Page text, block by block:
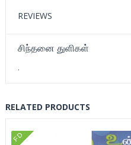
REVIEWS
சிந்தனை துளிகள்
.
RELATED PRODUCTS
FD